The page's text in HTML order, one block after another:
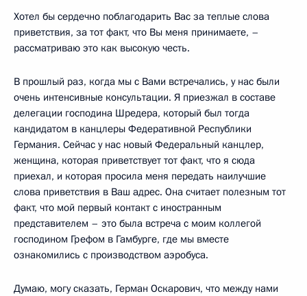
Хотел бы сердечно поблагодарить Вас за теплые слова
приветствия, за тот факт, что Вы меня принимаете, –
рассматриваю это как высокую честь.
В прошлый раз, когда мы с Вами встречались, у нас были
очень интенсивные консультации. Я приезжал в составе
делегации господина Шредера, который был тогда
кандидатом в канцлеры Федеративной Республики
Германия. Сейчас у нас новый Федеральный канцлер,
женщина, которая приветствует тот факт, что я сюда
приехал, и которая просила меня передать наилучшие
слова приветствия в Ваш адрес. Она считает полезным тот
факт, что мой первый контакт с иностранным
представителем – это была встреча с моим коллегой
господином Грефом в Гамбурге, где мы вместе
ознакомились с производством аэробуса.
Думаю, могу сказать, Герман Оскарович, что между нами